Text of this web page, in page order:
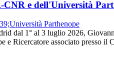
e dell'Università
dal 1° al 3 luglio 2026,
Ricercatore associato presso